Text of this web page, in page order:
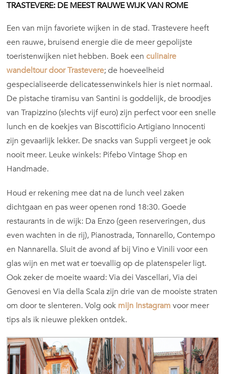
TRASTEVERE: DE MEEST RAUWE WIJK VAN ROME
Een van mijn favoriete wijken in de stad. Trastevere heeft
een rauwe, bruisend energie die de meer gepolijste
toeristenwijken niet hebben. Boek eenculinaire
wandeltour door Trastevere; de hoeveelheid
gespecialiseerde delicatessenwinkels hier is niet normaal.
De pistache tiramisu van Santini is goddelijk, de broodjes
van Trapizzino (slechts vijf euro) zijn perfect voor een snelle
lunch en de koekjes van Biscottificio Artigiano Innocenti
zijn gevaarlijk lekker. De snacks van Supplì vergeet je ook
nooit meer. Leuke winkels: Pifebo Vintage Shop en
Handmade.
Houd er rekening mee dat na de lunch veel zaken
dichtgaan en pas weer openen rond 18:30. Goede
restaurants in de wijk: Da Enzo (geen reserveringen, dus
even wachten in de rij), Pianostrada, Tonnarello, Contempo
en Nannarella. Sluit de avond af bij Vino e Vinili voor een
glas wijn en met wat er toevallig op de platenspeler ligt.
Ook zeker de moeite waard: Via dei Vascellari, Via dei
Genovesi en Via della Scala zijn drie van de mooiste straten
om door te slenteren. Volg ook mijn Instagram voor meer
tips als ik nieuwe plekken ontdek.